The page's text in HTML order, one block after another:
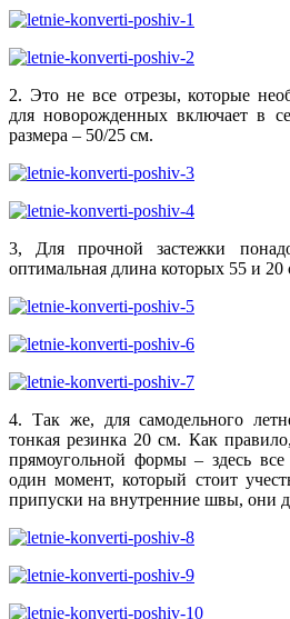
2. Это не все отрезы, которые
для новорожденных включает в
размера – 50/25 см.
3, Для прочной застежки
оптимальная длина которых 55 и 20
4. Так же, для самодельного
тонкая резинка 20 см. Как
прямоугольной формы – здесь
один момент, который стоит
припуски на внутренние швы, они